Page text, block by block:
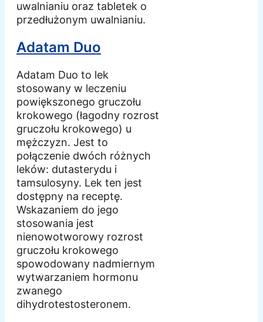
uwalnianiu oraz tabletek o
przedłużonym uwalnianiu.
Adatam Duo
Adatam Duo to lek
stosowany w leczeniu
powiększonego gruczołu
krokowego (łagodny rozrost
gruczołu krokowego) u
mężczyzn. Jest to
połączenie dwóch różnych
leków: dutasterydu i
tamsulosyny. Lek ten jest
dostępny na receptę.
Wskazaniem do jego
stosowania jest
nienowotworowy rozrost
gruczołu krokowego
spowodowany nadmiernym
wytwarzaniem hormonu
zwanego
dihydrotestosteronem.